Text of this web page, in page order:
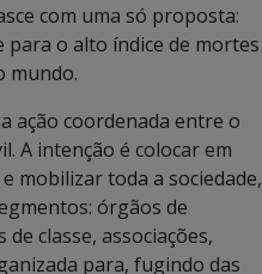
com uma só proposta:
para o alto índice de mortes
mundo.
ação coordenada entre o
A intenção é colocar em
mobilizar toda a sociedade,
órgãos de
classe, associações,
para, fugindo das